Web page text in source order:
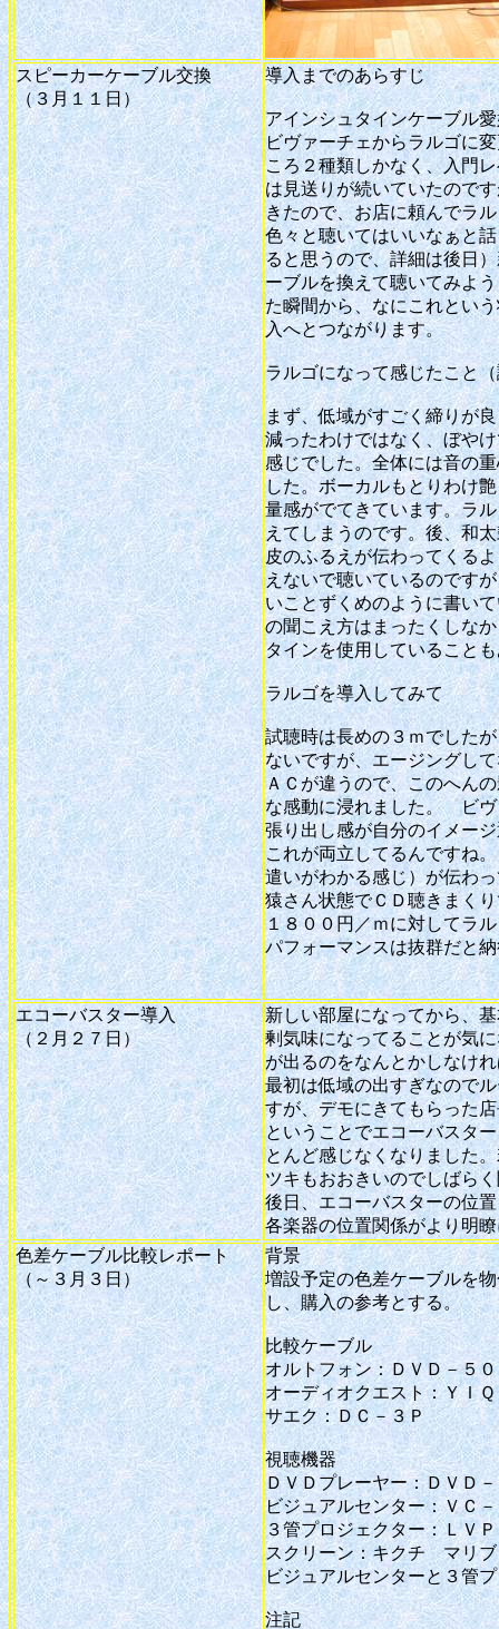
スピーカーケーブル交換
（３月１１日）
導入までのあらすじ
アインシュタインケーブル
ビヴァーチェからラルゴに
ころ２種類しかなく、入門
は見送りが続いていたので
きたので、お店に頼んでラ
色々と聴いてはいいなぁと
ると思うので、詳細は後日
ーブルを換えて聴いてみよ
た瞬間から、なにこれとい
入へとつながります。
ラルゴになって感じたこと
まず、低域がすごく締りが
減ったわけではなく、ぼや
感じでした。全体には音の
した。ボーカルもとりわけ
量感がでてきています。ラ
えてしまうのです。後、和
皮のふるえが伝わってくる
えないで聴いているのです
いことずくめのように書い
の聞こえ方はまったくしな
タインを使用していること
ラルゴを導入してみて
試聴時は長めの３ｍでした
ないですが、エージングし
ＡＣが違うので、このへん
な感動に浸れました。 ビヴ
張り出し感が自分のイメー
これが両立してるんですね
遣いがわかる感じ）が伝わ
猿さん状態でＣＤ聴きまく
１８００円／ｍに対してラ
パフォーマンスは抜群だと
エコーバスター導入
（２月２７日）
新しい部屋になってから、
剰気味になってることが気
が出るのをなんとかしなけ
最初は低域の出すぎなので
すが、デモにきてもらった
ということでエコーバスタ
とんど感じなくなりました
ツキもおおきいのでしばら
後日、エコーバスターの位
各楽器の位置関係がより明
色差ケーブル比較レポート
（～３月３日）
背景
増設予定の色差ケーブルを
し、購入の参考とする。
比較ケーブル
オルトフォン：ＤＶＤ－５
オーディオクエスト：ＹＩ
サエク：ＤＣ－３Ｐ
視聴機器
ＤＶＤプレーヤー：ＤＶＤ
ビジュアルセンター：ＶＣ
３管プロジェクター：ＬＶ
スクリーン：キクチ マリブ
ビジュアルセンターと３管
注記